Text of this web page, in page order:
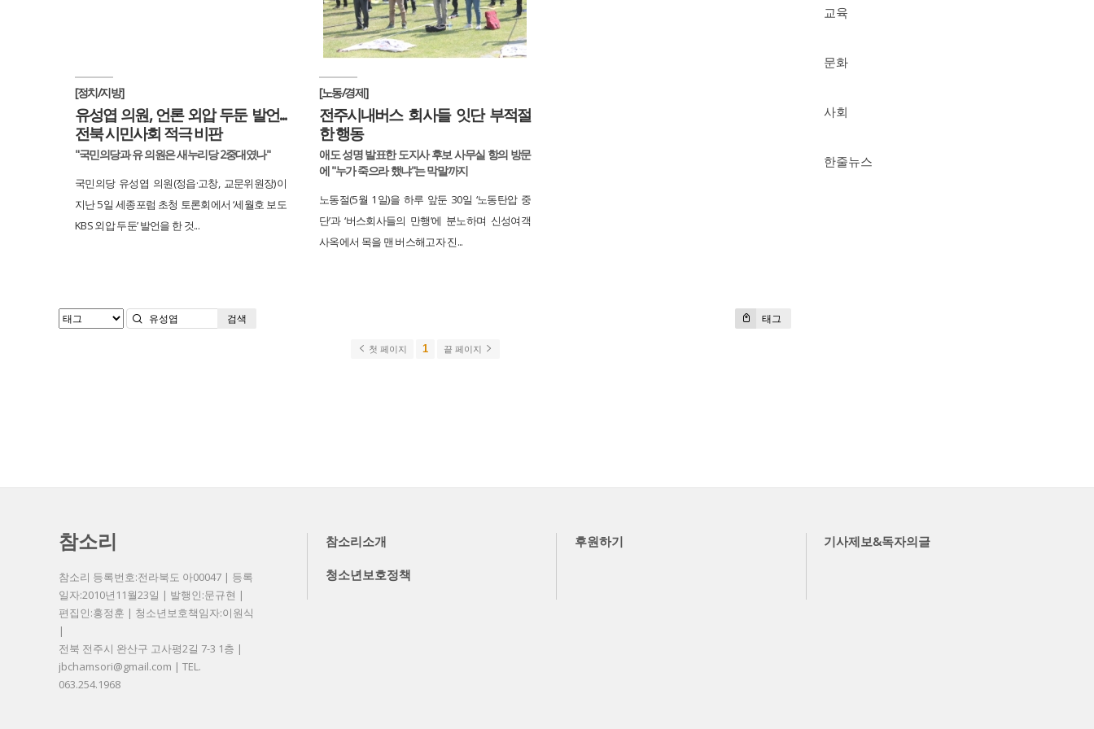
교육
문화
사회
한줄뉴스
[정치/지방]
유성엽 의원, 언론 외압 두둔 발언...
전북 시민사회 적극 비판
"국민의당과 유 의원은 새누리당 2중대였나"
국민의당 유성엽 의원(정읍·고창, 교문위원장)이
지난 5일 세종포럼 초청 토론회에서 ‘세월호 보도
KBS 외압 두둔’ 발언을 한 것...
[노동/경제]
전주시내버스 회사들 잇단 부적절
한 행동
애도 성명 발표한 도지사 후보 사무실 항의 방문
에 "누가 죽으라 했냐"는 막말까지
노동절(5월 1일)을 하루 앞둔 30일 ‘노동탄압 중
단’과 ‘버스회사들의 만행’에 분노하며 신성여객
사옥에서 목을 맨 버스해고자 진...
태그
검색
첫 페이지 1 끝 페이지
참소리
참소리 등록번호:전라북도 아00047 | 등록
일자:2010년11월23일 | 발행인:문규현 |
편집인:홍정훈 | 청소년보호책임자:이원식
|
전북 전주시 완산구 고사평2길 7-3 1층 |
jbchamsori@gmail.com | TEL.
063.254.1968
참소리소개 후원하기 기사제보&독자의글
청소년보호정책